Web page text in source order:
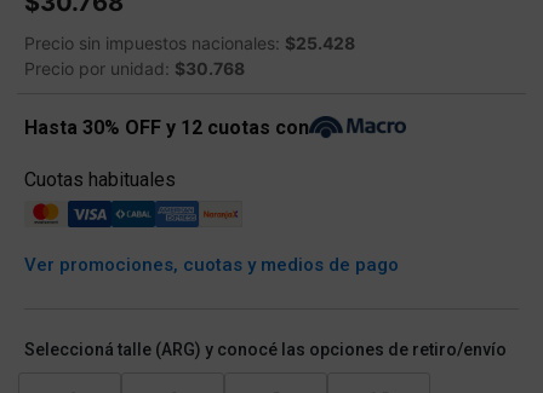
Precio sin impuestos nacionales: $25.428
Precio por unidad: $30.768
Hasta 30% OFF y 12 cuotas con
Cuotas habituales
Ver promociones, cuotas y medios de pago
Seleccioná talle (ARG) y conocé las opciones de retiro/envío